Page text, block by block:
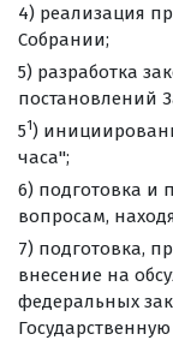
4) реализация
Собрании;
5) разработка
постановлений
51)
часа";
6) подготовка и
вопросам,
7) подготовка,
внесение на
федеральных